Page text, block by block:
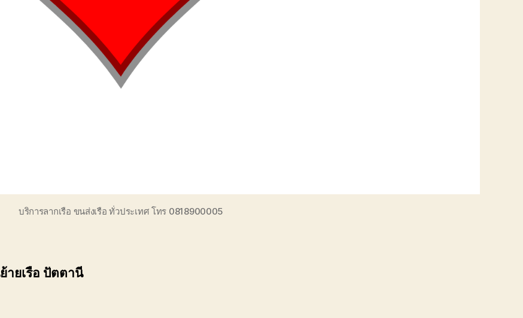
บริการลากเรือ ขนส่งเรือ ทั่วประเทศ โทร 0818900005
ายเรือ ปัตตานี